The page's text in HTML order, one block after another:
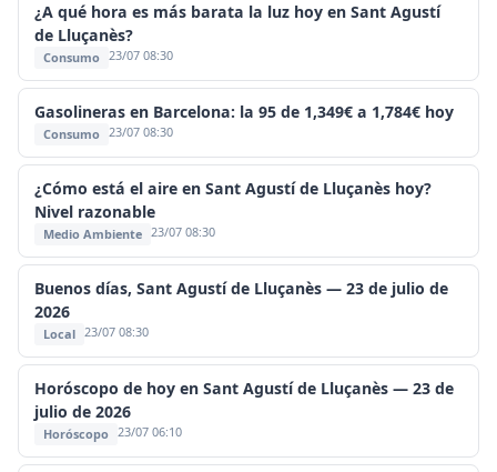
¿A qué hora es más barata la luz hoy en Sant Agustí
de Lluçanès?
Consumo 23/07 08:30
Gasolineras en Barcelona: la 95 de 1,349€ a 1,784€ hoy
Consumo 23/07 08:30
¿Cómo está el aire en Sant Agustí de Lluçanès hoy?
Nivel razonable
Medio Ambiente 23/07 08:30
Buenos días, Sant Agustí de Lluçanès — 23 de julio de
2026
Local 23/07 08:30
Horóscopo de hoy en Sant Agustí de Lluçanès — 23 de
julio de 2026
Horóscopo 23/07 06:10